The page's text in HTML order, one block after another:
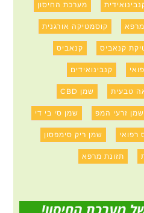
מערכת החיסון
קוסמטיקה אורגנית
קנאביס קנאביס
קנבינואידים
טבעית שמן CBD
שמן זרעי המפ שמן סי בי די
רפואי שמן ריק סימפסון
תזונת מרפא